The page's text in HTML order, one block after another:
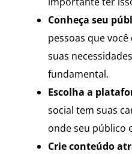
Conheça seu
pessoas que
suas
fundamental.
Escolha a
social tem suas
onde seu público
Crie conteúdo